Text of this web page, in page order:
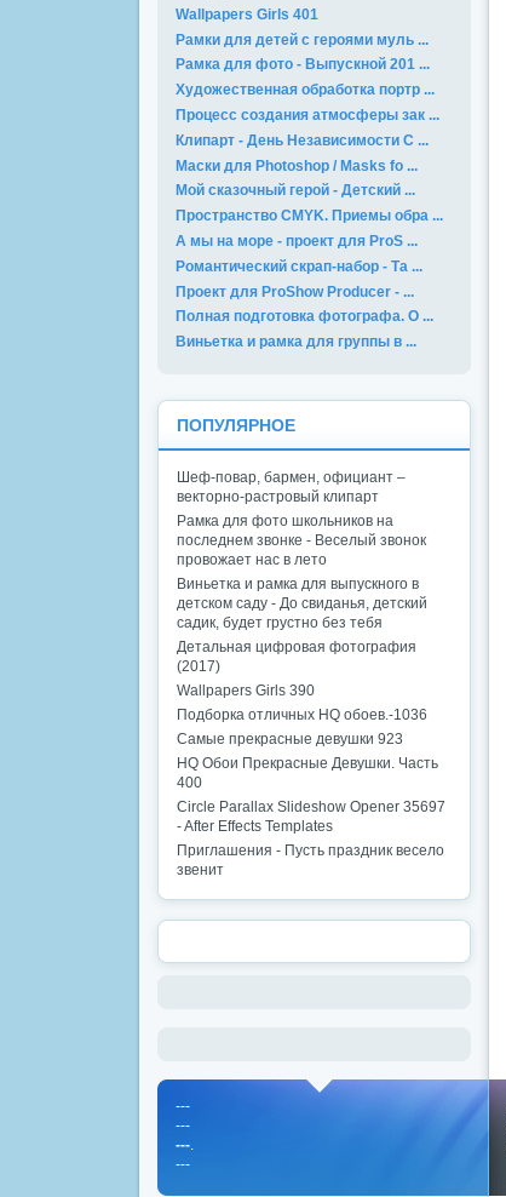
Wallpapers Girls 401
Рамки для детей с героями муль ...
Рамка для фото - Выпускной 201 ...
Художественная обработка портр ...
Процесс создания атмосферы зак ...
Клипарт - День Независимости С ...
Маски для Photoshop / Masks fo ...
Мой сказочный герой - Детский ...
Пространство CMYK. Приемы обра ...
А мы на море - проект для ProS ...
Романтический скрап-набор - Та ...
Проект для ProShow Producer - ...
Полная подготовка фотографа. О ...
Виньетка и рамка для группы в ...
ПОПУЛЯРНОЕ
Шеф-повар, бармен, официант –
векторно-растровый клипарт
Рамка для фото школьников на
последнем звонке - Веселый звонок
провожает нас в лето
Виньетка и рамка для выпускного в
детском саду - До свиданья, детский
садик, будет грустно без тебя
Детальная цифровая фотография
(2017)
Wallpapers Girls 390
Подборка отличных HQ обоев.-1036
Самые прекрасные девушки 923
HQ Обои Прекрасные Девушки. Часть
400
Circle Parallax Slideshow Opener 35697
- After Effects Templates
Приглашения - Пусть праздник весело
звенит
---
---
---.
---